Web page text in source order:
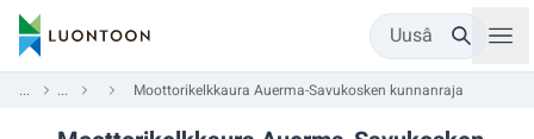
Uusâ
... ... Moottorikelkkaura Auerma-Savukosken kunnanraja